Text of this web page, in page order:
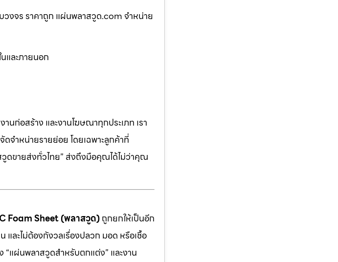
วงจร ราคาถูก แผ่นพลาสวูด.com จำหน่าย
และภายนอก
ก่อสร้าง และงานโฆษณาทุกประเภท เรา
ดจำหน่ายรายย่อย โดยเฉพาะลูกค้าที่
ดขายส่งทั่วไทย” ส่งถึงมือคุณได้ไม่ว่าคุณ
Foam Sheet (พลาสวูด)ถูกยกให้เป็นอีก
ละไม่ต้องกังวลเรื่องปลวก มอด หรือเชื้อ
“แผ่นพลาสวูดสำหรับตกแต่ง” และงาน